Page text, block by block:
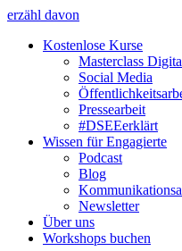
erzähl davon
Kostenlose Kurse
Masterclass
Social Media
Pressearbeit
#DSEEerklärt
Wissen für Engagierte
Podcast
Blog
Newsletter
Über uns
Workshops buchen